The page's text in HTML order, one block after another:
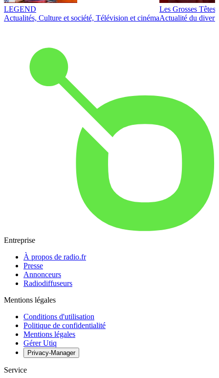
LEGEND
Actualités, Culture et société, Télévision et cinéma
Les Grosses Têtes
Actualité du
Entreprise
À propos de radio.fr
Presse
Annonceurs
Radiodiffuseurs
Mentions légales
Conditions d'utilisation
Politique de confidentialité
Mentions légales
Gérer Utiq
Privacy-Manager
Service